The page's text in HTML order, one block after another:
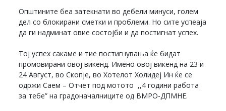
Општините беа затекнати во дебели минуси, голем
дел со блокирани сметки и проблеми. Но сите успеаја
да ги надминат овие состојби и да постигнат успех.
Тој успех сакаме и тие постигнувања ќе бидат
промовирани овој викенд. Имено овој викенд на 23 и
24 Август, во Скопје, во Хотелот Холидеј Ин ќе се
одржи Саем – Отчет под мотото ,,4 години работа
за тебе” на градоначалниците од ВМРО-ДПМНЕ.